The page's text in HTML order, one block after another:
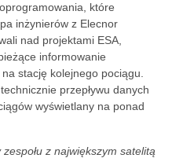
które
inżynierów z Elecnor
nad projektami ESA,
informowanie
stację kolejnego pociągu.
przepływu danych
wyświetlany na ponad
z największym satelitą